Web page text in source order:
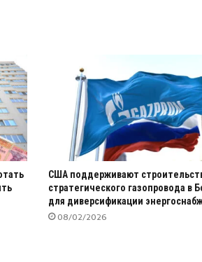
США поддерживают
стратегического газопровода в
для диверсификации
08/02/2026